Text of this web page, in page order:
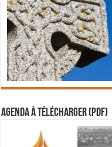
Agenda à télécharger (PDF)